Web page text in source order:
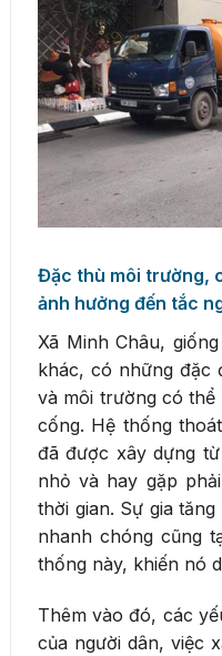
Đặc thù môi trường,
ảnh hưởng đến tắc
Xã Minh Châu,
khác, có những đặc
và môi trường có
cống. Hệ thống
đã được xây dựng
nhỏ và hay gặp
thời gian. Sự gia
nhanh chóng cũng
thống này, khiến nó
Thêm vào đó, các
của người dân, việc